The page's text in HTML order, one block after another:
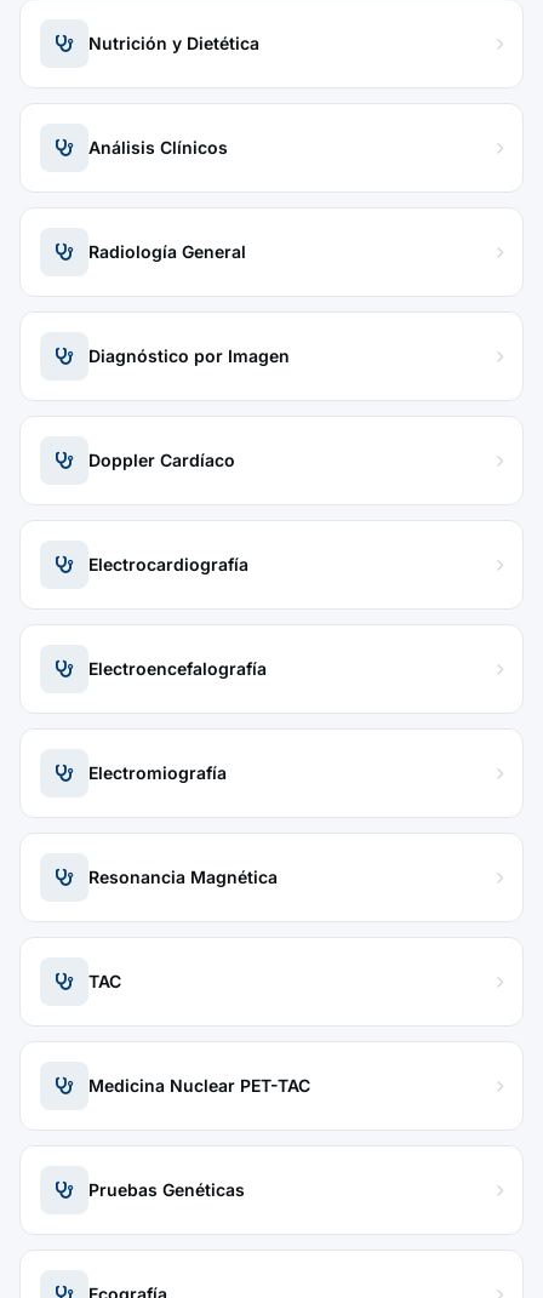
Nutrición y Dietética
Análisis Clínicos
Radiología General
Diagnóstico por Imagen
Doppler Cardíaco
Electrocardiografía
Electroencefalografía
Electromiografía
Resonancia Magnética
TAC
Medicina Nuclear PET-TAC
Pruebas Genéticas
Ecografía